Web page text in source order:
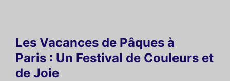
Les Vacances de Pâques à
Paris : Un Festival de Couleurs et
de Joie